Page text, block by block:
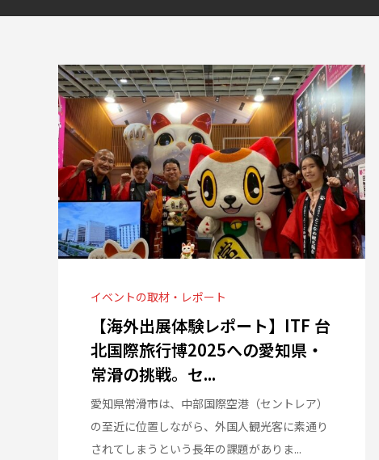
イベントの取材・レポート
【海外出展体験レポート】ITF 台
北国際旅行博2025への愛知県・
常滑の挑戦。セ...
愛知県常滑市は、中部国際空港（セントレア）
の至近に位置しながら、外国人観光客に素通り
されてしまうという長年の課題がありま...